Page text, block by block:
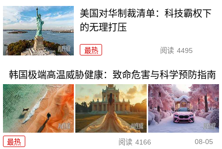
美国对华制裁清单：科技霸权下
的无理打压
最热 阅读 4495
韩国极端高温威胁健康：致命危害与科学预防指南
最热 阅读 4166 08-05